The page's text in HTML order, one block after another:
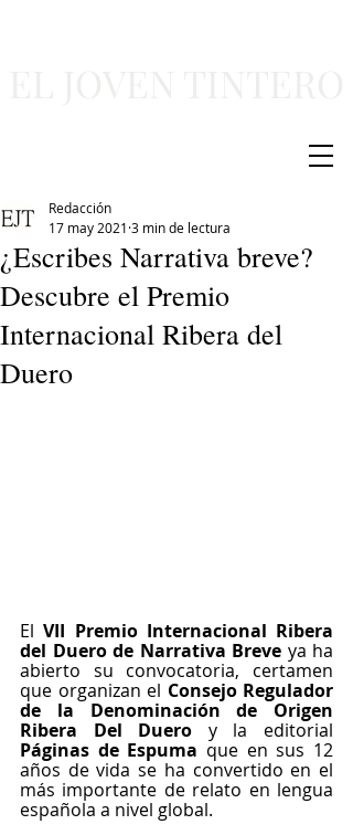
¿Escribes Narrativa breve?
Descubre el Premio
Internacional Ribera del
Duero
Redacción
17 may 2021 3 min de lectura
El VII Premio Internacional Ribera
del Duero de Narrativa Breve ya ha
abierto su convocatoria, certamen
que organizan el Consejo Regulador
de la Denominación de Origen
Ribera Del Duero
Páginas de Espuma que en sus 12
años de vida se ha convertido en el
más importante de relato en lengua
española a nivel global.